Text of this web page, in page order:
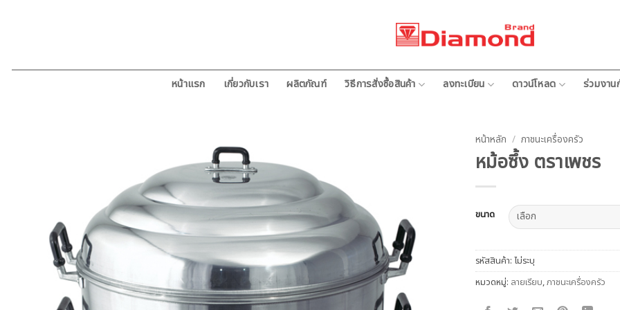
หน้าแรก เกี่ยวกับเรา ผลิตภัณฑ์ วิธีการสั่งซื้อสินค้า ลงทะเบียน ดาวน์โหลด ร่วมงาน
หน้าหลัก / ภาชนะเครื่องครัว
หม้อซึ้ง ตราเพชร
ขนาด
รหัสสินค้า: ไม่ระบุ
หมวดหมู่: ลายเรียบ,ภาชนะเครื่องครัว